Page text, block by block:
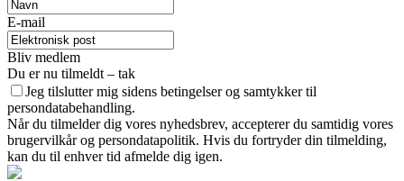
E-mail
Bliv medlem
Du er nu tilmeldt – tak
Jeg tilslutter mig sidens betingelser og samtykker til
persondatabehandling.
Når du tilmelder dig vores nyhedsbrev, accepterer du samtidig vores
brugervilkår og persondatapolitik. Hvis du fortryder din tilmelding,
kan du til enhver tid afmelde dig igen.